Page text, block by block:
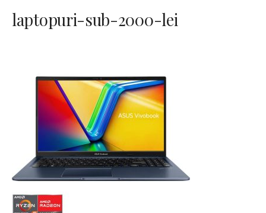
laptopuri-sub-2000-lei